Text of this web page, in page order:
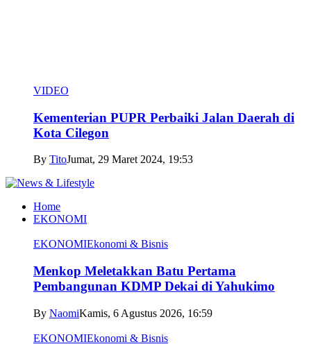
VIDEO
Kementerian PUPR Perbaiki Jalan Daerah di
Kota Cilegon
By TitoJumat, 29 Maret 2024, 19:53
Home
EKONOMI
EKONOMIEkonomi & Bisnis
Menkop Meletakkan Batu Pertama
Pembangunan KDMP Dekai di Yahukimo
By NaomiKamis, 6 Agustus 2026, 16:59
EKONOMIEkonomi & Bisnis